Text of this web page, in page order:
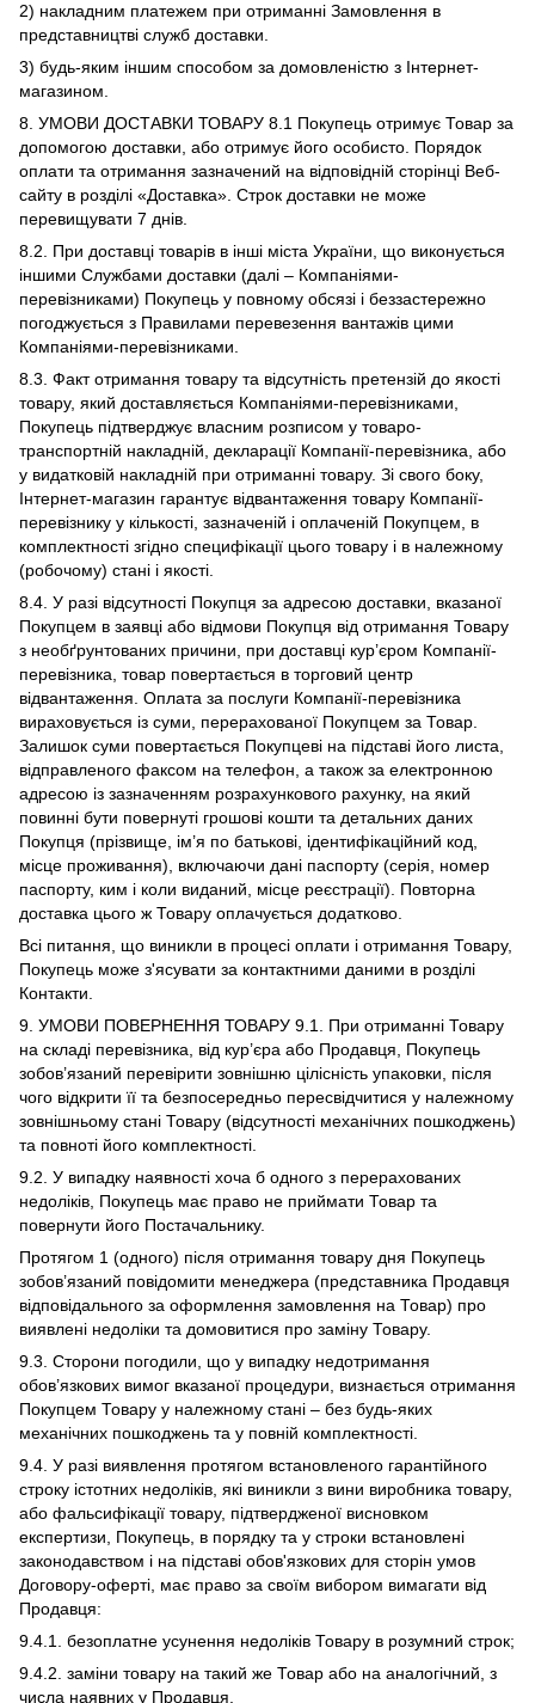
2) накладним платежем при отриманні Замовлення в
представництві служб доставки.
3) будь-яким іншим способом за домовленістю з Інтернет-
магазином.
8. УМОВИ ДОСТАВКИ ТОВАРУ 8.1 Покупець отримує Товар за
допомогою доставки, або отримує його особисто. Порядок
оплати та отримання зазначений на відповідній сторінці Веб-
сайту в розділі «Доставка». Строк доставки не може
перевищувати 7 днів.
8.2. При доставці товарів в інші міста України, що виконується
іншими Службами доставки (далі – Компаніями-
перевізниками) Покупець у повному обсязі і беззастережно
погоджується з Правилами перевезення вантажів цими
Компаніями-перевізниками.
8.3. Факт отримання товару та відсутність претензій до якості
товару, який доставляється Компаніями-перевізниками,
Покупець підтверджує власним розписом у товаро-
транспортній накладній, декларації Компанії-перевізника, або
у видатковій накладній при отриманні товару. Зі свого боку,
Інтернет-магазин гарантує відвантаження товару Компанії-
перевізнику у кількості, зазначеній і оплаченій Покупцем, в
комплектності згідно специфікації цього товару і в належному
(робочому) стані і якості.
8.4. У разі відсутності Покупця за адресою доставки, вказаної
Покупцем в заявці або відмови Покупця від отримання Товару
з необґрунтованих причини, при доставці кур’єром Компанії-
перевізника, товар повертається в торговий центр
відвантаження. Оплата за послуги Компанії-перевізника
вираховується із суми, перерахованої Покупцем за Товар.
Залишок суми повертається Покупцеві на підставі його листа,
відправленого факсом на телефон, а також за електронною
адресою із зазначенням розрахункового рахунку, на який
повинні бути повернуті грошові кошти та детальних даних
Покупця (прізвище, ім’я по батькові, ідентифікаційний код,
місце проживання), включаючи дані паспорту (серія, номер
паспорту, ким і коли виданий, місце реєстрації). Повторна
доставка цього ж Товару оплачується додатково.
Всі питання, що виникли в процесі оплати і отримання Товару,
Покупець може з'ясувати за контактними даними в розділі
Контакти.
9. УМОВИ ПОВЕРНЕННЯ ТОВАРУ 9.1. При отриманні Товару
на складі перевізника, від кур’єра або Продавця, Покупець
зобов’язаний перевірити зовнішню цілісність упаковки, після
чого відкрити її та безпосередньо пересвідчитися у належному
зовнішньому стані Товару (відсутності механічних пошкоджень)
та повноті його комплектності.
9.2. У випадку наявності хоча б одного з перерахованих
недоліків, Покупець має право не приймати Товар та
повернути його Постачальнику.
Протягом 1 (одного) після отримання товару дня Покупець
зобов’язаний повідомити менеджера (представника Продавця
відповідального за оформлення замовлення на Товар) про
виявлені недоліки та домовитися про заміну Товару.
9.3. Сторони погодили, що у випадку недотримання
обов’язкових вимог вказаної процедури, визнається отримання
Покупцем Товару у належному стані – без будь-яких
механічних пошкоджень та у повній комплектності.
9.4. У разі виявлення протягом встановленого гарантійного
строку істотних недоліків, які виникли з вини виробника товару,
або фальсифікації товару, підтвердженої висновком
експертизи, Покупець, в порядку та у строки встановлені
законодавством і на підставі обов'язкових для сторін умов
Договору-оферті, має право за своїм вибором вимагати від
Продавця:
9.4.1. безоплатне усунення недоліків Товару в розумний строк;
9.4.2. заміни товару на такий же Товар або на аналогічний, з
числа наявних у Продавця.